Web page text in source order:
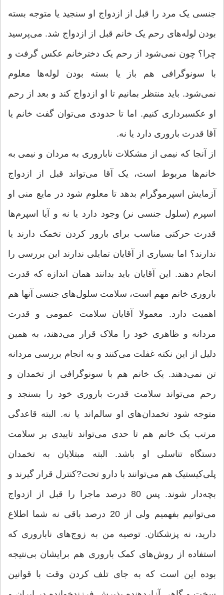
جنسی یک مرد را قبل از ازدواج او سنجید یا متوجه بسته
بودن لوله‌های رحم یک خانم قبل از ازدواج شد. می‌پرسید
چرا؟ چون نمی‌شود از رحم یک دخترخانم عکس گرفت و
با سونوگرافی هم باز یا بسته بودن لوله‌ها معلوم
نمی‌شود. باید منتظر بمانیم تا او ازدواج کند و بعد از رحم
او عکسبرداری کنیم. اما تا حدودی می‌توان گفت خانم یا
آقا قدرت باروری دارد یا نه.
از آنجا که نیمی از مشکلات ناباروری به مردان و نیمی به
خانم‌ها مربوط است، یک آقا می‌تواند قبل از ازدواج
آزمایش اسپرموگرام بدهد تا معلوم شود در مایع منی او
اسپرم (سلول جنسی نر) وجود دارد یا نه و آیا اسپرم‌ها
قدرت حرکتی مناسب برای بارور کردن تخمک دارند یا
ندارند؟ اما بسیاری از آقایان تمایلی ندارند این بررسی را
انجام دهند. این آقایان باید بدانند همان اندازه که قدرت
باروری خانم مهم است، سلامت سلول‌های جنسی آنها هم
اهمیت دارد. معمولا آقایان سلامت عمومی و قدرت
مردانه و ظاهری خود را ملاک قرار می‌دهند، به همین
دلیل از این نکته غفلت می‌کنند و به انجام بررسی مردانه
تن نمی‌دهند. یک خانم هم با سونوگرافی از تخمدان و
رحم می‌تواند سلامت قدرت باروری خود را بسنجد و
متوجه شود تخمدان‌های او سالم‌اند یا نه. البته قاعدگی
مرتب یک خانم هم تا حدی می‌تواند تاییدی بر سلامت
دستگاه تناسلی او باشد. البته مبتلایان به تخمدان
پلی‌کیستیک هم می‌توانند با دارو تحت?کنترل قرار گیرند و
بچه‌دار شوند. پس 80 درصد ماجرا را قبل از ازدواج
می‌توانیم بفهمیم ولی از 20 درصد باقی نه شما اطلاع
دارید، نه پزشکتان. توصیه من به زوج‌های ناباروری که
استفاده از روش‌های کمک باروری هم برایشان بی‌نتیجه
بوده این است که به جای تلف کردن وقت با قوانین